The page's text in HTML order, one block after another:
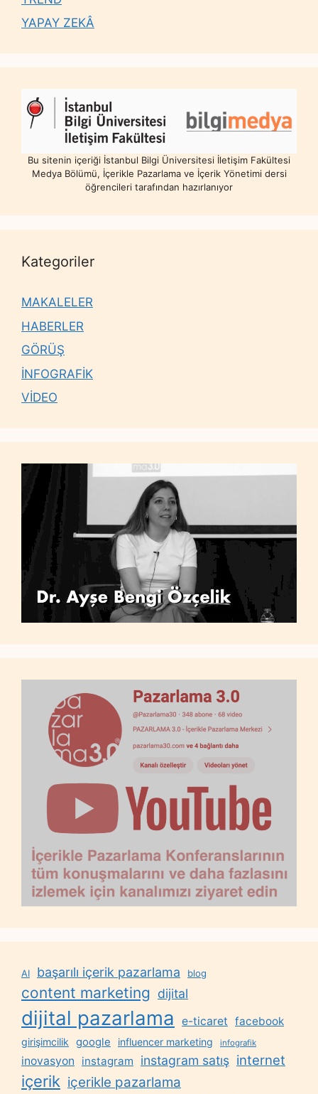
YAPAY ZEKÂ
Bu sitenin içeriği İstanbul Bilgi Üniversitesi İletişim Fakültesi
Medya Bölümü, İçerikle Pazarlama ve İçerik Yönetimi dersi
öğrencileri tarafından hazırlanıyor
Kategoriler
MAKALELER
HABERLER
GÖRÜŞ
İNFOGRAFİK
VİDEO
AI başarılı içerik pazarlama blog
content marketing dijital
dijital pazarlama e-ticaret facebook
girişimcilik google influencer marketing infografik
inovasyon instagram instagram satış internet
içerik içerikle pazarlama